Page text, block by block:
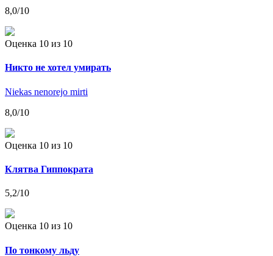
8,0/10
Оценка 10 из 10
Никто не хотел умирать
Niekas nenorejo mirti
8,0/10
Оценка 10 из 10
Клятва Гиппократа
5,2/10
Оценка 10 из 10
По тонкому льду